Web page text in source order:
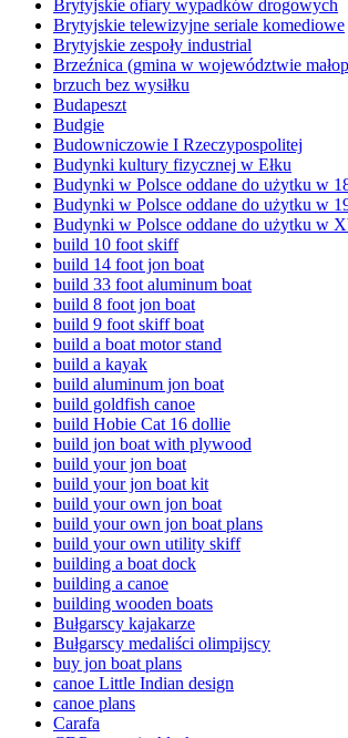
Brytyjskie ofiary wypadków drogowych
Brytyjskie telewizyjne seriale komediowe
Brytyjskie zespoły industrial
Brzeźnica (gmina w województwie
brzuch bez wysiłku
Budapeszt
Budgie
Budowniczowie I Rzeczypospolitej
Budynki kultury fizycznej w Ełku
Budynki w Polsce oddane do użytku w
Budynki w Polsce oddane do użytku w
Budynki w Polsce oddane do użytku w
build 10 foot skiff
build 14 foot jon boat
build 33 foot aluminum boat
build 8 foot jon boat
build 9 foot skiff boat
build a boat motor stand
build a kayak
build aluminum jon boat
build goldfish canoe
build Hobie Cat 16 dollie
build jon boat with plywood
build your jon boat
build your jon boat kit
build your own jon boat
build your own jon boat plans
build your own utility skiff
building a boat dock
building a canoe
building wooden boats
Bułgarscy kajakarze
Bułgarscy medaliści olimpijscy
buy jon boat plans
canoe Little Indian design
canoe plans
Carafa